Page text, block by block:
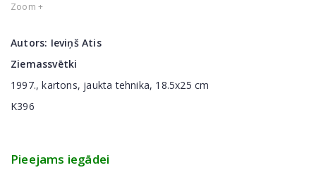
Zoom +
Autors: Ieviņš Atis
Ziemassvētki
1997., kartons, jaukta tehnika, 18.5x25 cm
K396
Pieejams iegādei